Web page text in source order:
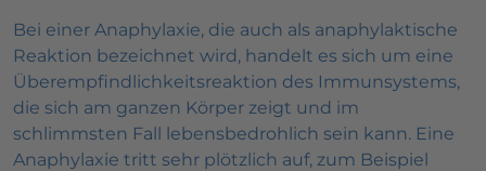
Bei einer Anaphylaxie, die auch als anaphylaktische
Reaktion bezeichnet wird, handelt es sich um eine
Überempfindlichkeitsreaktion des Immunsystems,
die sich am ganzen Körper zeigt und im
schlimmsten Fall lebensbedrohlich sein kann. Eine
Anaphylaxie tritt sehr plötzlich auf, zum Beispiel